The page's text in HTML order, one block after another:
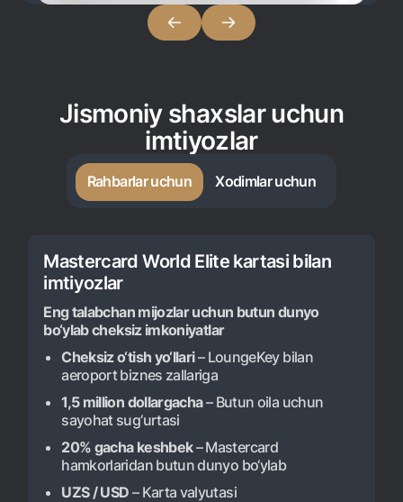
1344
Jismoniy shaxslar uchun
imtiyozlar
Rahbarlar uchun Xodimlar uchun
Mastercard World Elite kartasi bilan
imtiyozlar
Eng talabchan mijozlar uchun butun dunyo
bo‘ylab cheksiz imkoniyatlar
Cheksiz o‘tish yo‘llari– LoungeKey bilan
aeroport biznes zallariga
1,5 million dollargacha– Butun oila uchun
sayohat sug‘urtasi
20% gacha keshbek– Mastercard
hamkorlaridan butun dunyo bo‘ylab
UZS / USD – Karta valyutasi